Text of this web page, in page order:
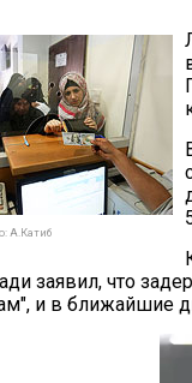
А.Катиб
заявил, что
и в ближайшие